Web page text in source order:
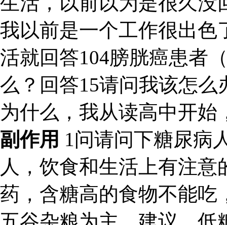
我以前是一个工作很出色
活就回答104膀胱癌患者
么？回答15请问我该怎
为什么，我从读高中开
副作用 1问请问下糖尿病
人，饮食和生活上有注
药，含糖高的食物不能吃